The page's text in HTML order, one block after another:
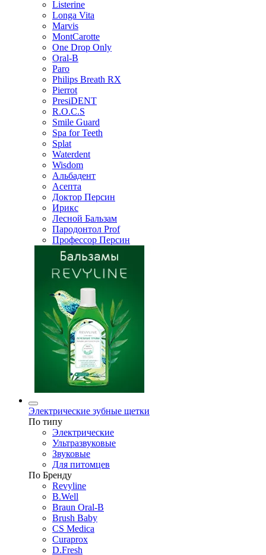
Listerine
Longa Vita
Marvis
MontCarotte
One Drop Only
Oral-B
Paro
Philips Breath RX
Pierrot
PresiDENT
R.O.C.S
Smile Guard
Spa for Teeth
Splat
Waterdent
Wisdom
Альбадент
Асепта
Доктор Персин
Ирикс
Лесной Бальзам
Пародонтол Prof
Профессор Персин
Электрические зубные щетки
По типу
Электрические
Ультразвуковые
Звуковые
Для питомцев
По Бренду
Revyline
B.Well
Braun Oral-B
Brush Baby
CS Medica
Curaprox
D.Fresh